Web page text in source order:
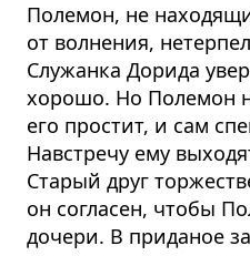
Полемон, не
от волнения,
Служанка Дорида
хорошо. Но Полемон
его простит, и сам
Навстречу ему
Старый друг
он согласен, чтобы
дочери. В приданое